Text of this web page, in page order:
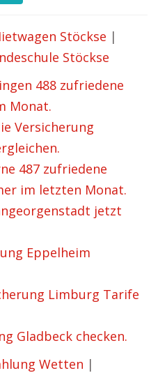
Stöckse |
Stöckse
488 zufriedene
Monat.
Versicherung
487 zufriedene
im letzten Monat.
jetzt
Eppelheim
Limburg Tarife
Gladbeck checken.
Wetten |